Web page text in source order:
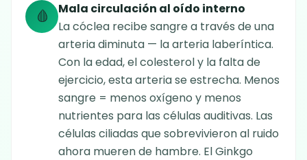
🩸
Mala circulación al oído interno
La cóclea recibe sangre a través de una
arteria diminuta — la arteria laberíntica.
Con la edad, el colesterol y la falta de
ejercicio, esta arteria se estrecha. Menos
sangre = menos oxígeno y menos
nutrientes para las células auditivas. Las
células ciliadas que sobrevivieron al ruido
ahora mueren de hambre. El Ginkgo